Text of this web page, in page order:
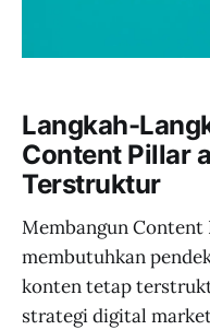
Langkah-
Content Pillar
Terstruktur
Membangun
membutuhkan
konten tetap
strategi digital